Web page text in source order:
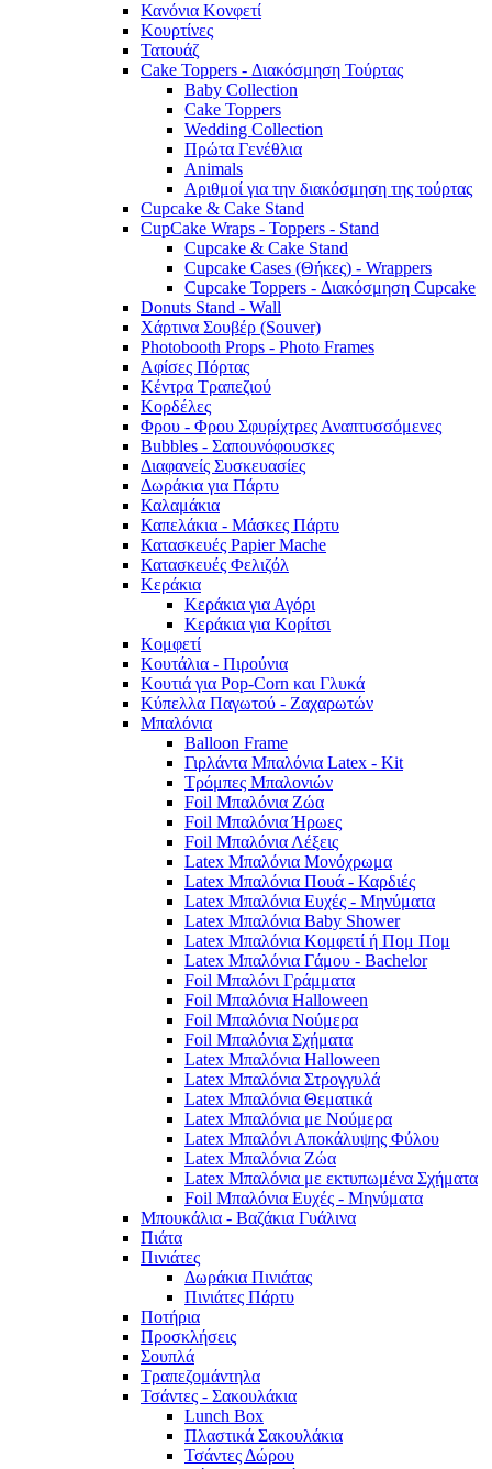
Κανόνια Κονφετί
Κουρτίνες
Τατουάζ
Cake Toppers - Διακόσμηση Τούρτας
Baby Collection
Cake Toppers
Wedding Collection
Πρώτα Γενέθλια
Animals
Αριθμοί για την διακόσμηση της τούρτας
Cupcake & Cake Stand
CupCake Wraps - Toppers - Stand
Cupcake & Cake Stand
Cupcake Cases (Θήκες) - Wrappers
Cupcake Toppers - Διακόσμηση Cupcake
Donuts Stand - Wall
Χάρτινα Σουβέρ (Souver)
Photobooth Props - Photo Frames
Αφίσες Πόρτας
Κέντρα Τραπεζιού
Κορδέλες
Φρου - Φρου Σφυρίχτρες Αναπτυσσόμενες
Bubbles - Σαπουνόφουσκες
Διαφανείς Συσκευασίες
Δωράκια για Πάρτυ
Καλαμάκια
Καπελάκια - Μάσκες Πάρτυ
Κατασκευές Papier Mache
Κατασκευές Φελιζόλ
Κεράκια
Κεράκια για Αγόρι
Κεράκια για Κορίτσι
Κομφετί
Κουτάλια - Πιρούνια
Κουτιά για Pop-Corn και Γλυκά
Κύπελλα Παγωτού - Ζαχαρωτών
Μπαλόνια
Balloon Frame
Γιρλάντα Μπαλόνια Latex - Kit
Τρόμπες Μπαλονιών
Foil Μπαλόνια Ζώα
Foil Μπαλόνια Ήρωες
Foil Μπαλόνια Λέξεις
Latex Μπαλόνια Μονόχρωμα
Latex Μπαλόνια Πουά - Καρδιές
Latex Μπαλόνια Ευχές - Μηνύματα
Latex Μπαλόνια Baby Shower
Latex Μπαλόνια Κομφετί ή Πομ Πομ
Latex Μπαλόνια Γάμου - Bachelor
Foil Μπαλόνι Γράμματα
Foil Μπαλόνια Halloween
Foil Μπαλόνια Νούμερα
Foil Μπαλόνια Σχήματα
Latex Μπαλόνια Halloween
Latex Μπαλόνια Στρογγυλά
Latex Μπαλόνια Θεματικά
Latex Μπαλόνια με Νούμερα
Latex Μπαλόνι Αποκάλυψης Φύλου
Latex Μπαλόνια Ζώα
Latex Μπαλόνια με εκτυπωμένα Σχήματα
Foil Μπαλόνια Ευχές - Μηνύματα
Μπουκάλια - Βαζάκια Γυάλινα
Πιάτα
Πινιάτες
Δωράκια Πινιάτας
Πινιάτες Πάρτυ
Ποτήρια
Προσκλήσεις
Σουπλά
Τραπεζομάντηλα
Τσάντες - Σακουλάκια
Lunch Box
Πλαστικά Σακουλάκια
Τσάντες Δώρου